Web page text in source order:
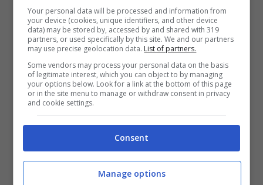
(quest’ultimo nominato anche nella canzone
Non so darti torno ragazzino).
Dall’ombra degli altiforni dell’acciaieria
Italsider di Bagnoli, dove lavorava il padre, al
giro del mondo con i concerti.Bennato
raggiunge il successo negli anni Settanta
e nel 1976 esce l’albumLa torre di Babele
Your personal data will be processed and information from
your device (cookies, unique identifiers, and other device
data) may be stored by, accessed by and shared with 319
partners, or used specifically by this site. We and our partners
may use precise geolocation data. List of partners.
Some vendors may process your personal data on the basis
of legitimate interest, which you can object to by managing
your options below. Look for a link at the bottom of this page
or in the site menu to manage or withdraw consent in privacy
and cookie settings.
Consent
Manage options